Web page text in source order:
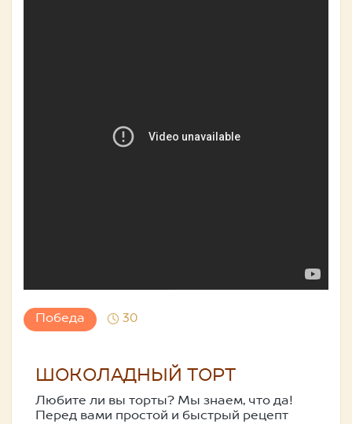
Победа 30
ШОКОЛАДНЫЙ ТОРТ
Любите ли вы торты? Мы знаем, что да!
Перед вами простой и быстрый рецепт